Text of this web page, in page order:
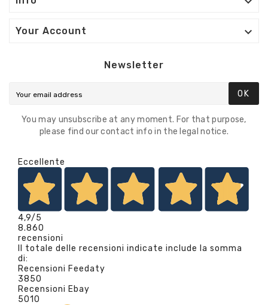
Your Account 
Newsletter
OK
You may unsubscribe at any moment. For that purpose,
please find our contact info in the legal notice.
Eccellente
4,9/5
8.860
recensioni
Il totale delle recensioni indicate include la somma
di:
Recensioni Feedaty
3850
Recensioni Ebay
5010